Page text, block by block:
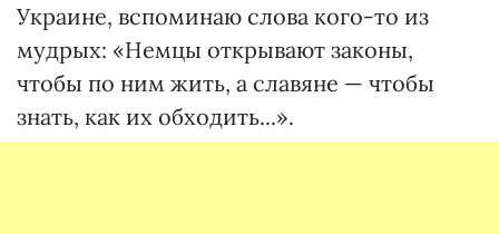
Украине, вспоминаю слова кого-то из
мудрых: «Немцы открывают законы,
чтобы по ним жить, а славяне — чтобы
знать, как их обходить...».